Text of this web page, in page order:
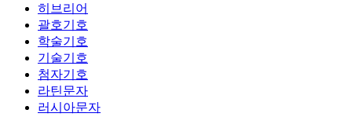
히브리어
괄호기호
학술기호
기술기호
첨자기호
라틴문자
러시아문자